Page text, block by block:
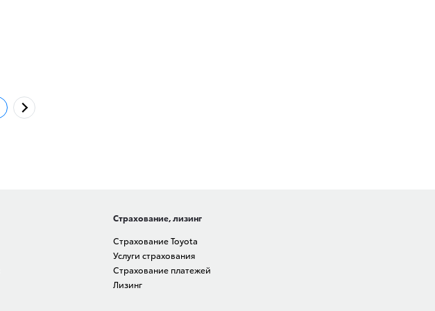
ДАЛЕЕ
Страхование, лизинг
Страхование Toyota
Услуги страхования
Страхование платежей
Лизинг